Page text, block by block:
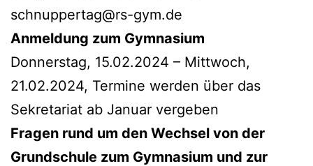
schnuppertag@rs-gym.de
Anmel­dung zum Gymnasium
Don­ners­tag, 15.02.2024 – Mitt­woch,
21.02.2024, Ter­mi­ne wer­den über das
Sekre­ta­ri­at ab Janu­ar vergeben
Fra­gen rund um den Wech­sel von der
Grund­schu­le zum Gym­na­si­um und zur